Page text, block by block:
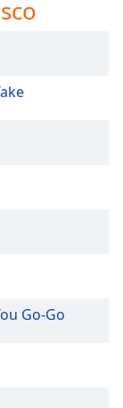
Go-Go